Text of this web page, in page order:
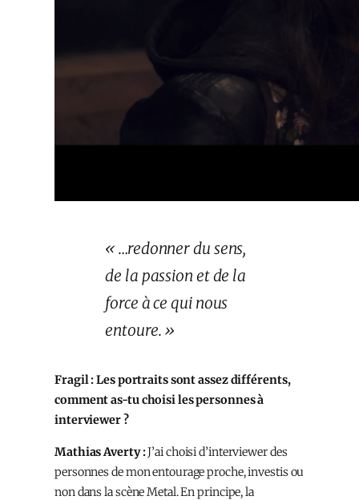
« …redonner du sens,
de la passion et de la
force à ce qui nous
entoure. »
Fragil : Les portraits sont assez différents,
comment as-tu choisi les personnes à
interviewer ?
Mathias Averty :J’ai choisi d’interviewer des
personnes de mon entourage proche, investis ou
non dans la scène Metal. En principe, la